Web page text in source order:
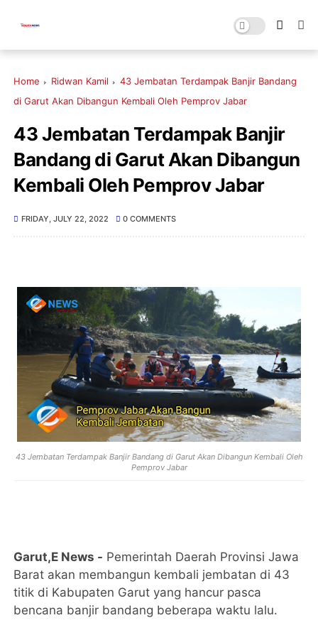
Home Ridwan Kamil
43 Jembatan Terdampak Banjir Bandang
di Garut Akan Dibangun Kembali Oleh Pemprov Jabar
43 Jembatan Terdampak Banjir
Bandang di Garut Akan Dibangun
Kembali Oleh Pemprov Jabar
FRIDAY, JULY 22, 2022 0 COMMENTS
43 Jembatan Terdampak Banjir Bandang di Garut Akan Dibangun Kembali Oleh
Pemprov Jabar
Garut,E News - Pemerintah Daerah Provinsi Jawa
Barat akan membangun kembali jembatan di 43
titik di Kabupaten Garut yang hancur pasca
bencana banjir bandang beberapa waktu lalu.